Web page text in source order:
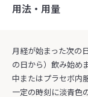
用法・用量
月経が始まった次の
の日から）飲み始め
中またはプラセボ内
一定の時刻に淡青色